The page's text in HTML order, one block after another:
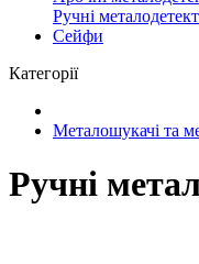
Ручні
Сейфи
Категорії
Металошукачі та
Ручні